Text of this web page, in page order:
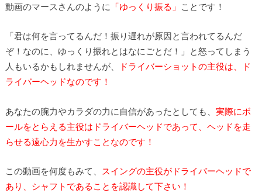
動画のマースさんのように 「ゆっくり振る」 ことです！
「君は何を言ってるんだ！振り遅れが原因と言われてるんだ
ぞ！なのに、ゆっくり振れとはなにごとだ！」と怒ってしまう
人もいるかもしれませんが、
ドライバーショットの主役は、ド
ライバーヘッドなのです！
あなたの腕力やカラダの力に自信があったとしても、 実際にボ
ールをとらえる主役はドライバーヘッドであって、ヘッドを走
らせる遠心力を生かすことなのです！
この動画を何度もみて、
スイングの主役がドライバーヘッドで
あり、シャフトであることを認識して下さい！